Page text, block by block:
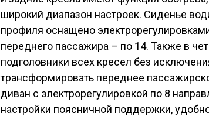
широкий диапазон настроек. Сиденье
профиля оснащено
переднего пассажира – по 14. Также в
подголовники всех кресел без
трансформировать переднее
диван с электрорегулировкой по 8
настройки поясничной поддержки,